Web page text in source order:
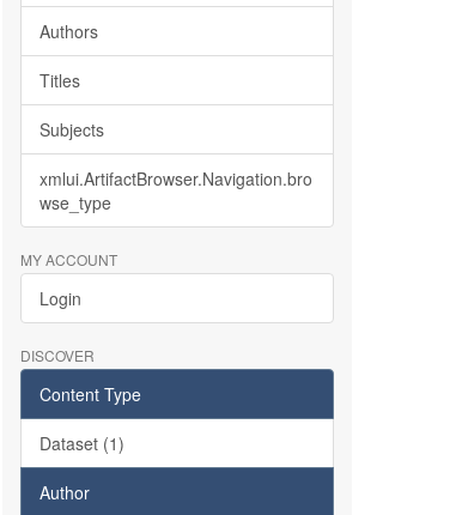
Authors
Titles
Subjects
xmlui.ArtifactBrowser.Navigation.bro
wse_type
MY ACCOUNT
Login
DISCOVER
Content Type
Dataset (1)
Author